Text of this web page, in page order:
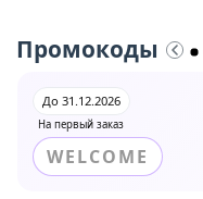
Промокоды
На первый заказ
До 31.12.2026
WELCOME